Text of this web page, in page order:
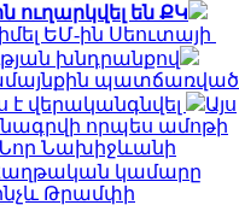
ուղարկվել են ՔԿ
ԵՄ-ին Սեուտայի
խնդրանքով
պատճառված
է վերականգնվել
Այս
որպես ամոթի
Նոր Նախիջևանի
կամարը
Թրամփի